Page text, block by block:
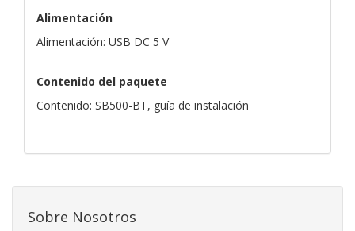
Alimentación
Alimentación: USB DC 5 V
Contenido del paquete
Contenido: SB500-BT, guía de instalación
Sobre Nosotros